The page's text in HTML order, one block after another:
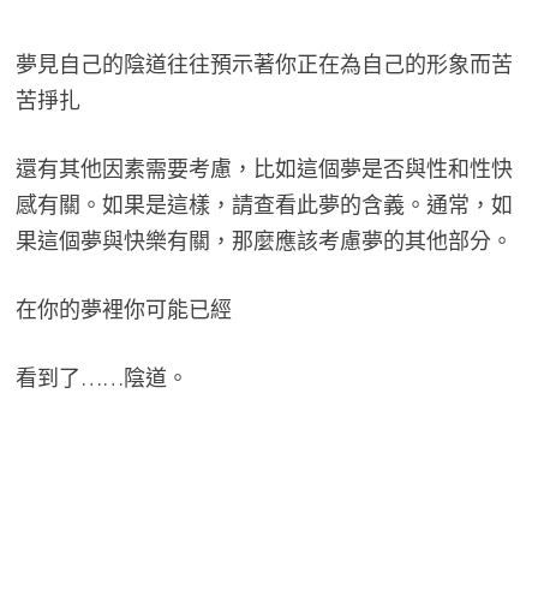
夢見自己的陰道往往預示著你正在為自己的形象而苦
苦掙扎
還有其他因素需要考慮，比如這個夢是否與性和性快
感有關。如果是這樣，請查看此夢的含義。通常，如
果這個夢與快樂有關，那麼應該考慮夢的其他部分。
在你的夢裡你可能已經
看到了……陰道。